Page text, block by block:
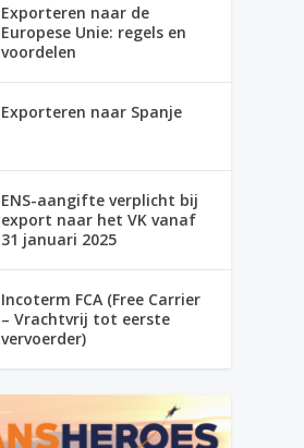
Exporteren naar de
Europese Unie: regels en
voordelen
Exporteren naar Spanje
ENS-aangifte verplicht bij
export naar het VK vanaf
31 januari 2025
Incoterm FCA (Free Carrier
– Vrachtvrij tot eerste
vervoerder)